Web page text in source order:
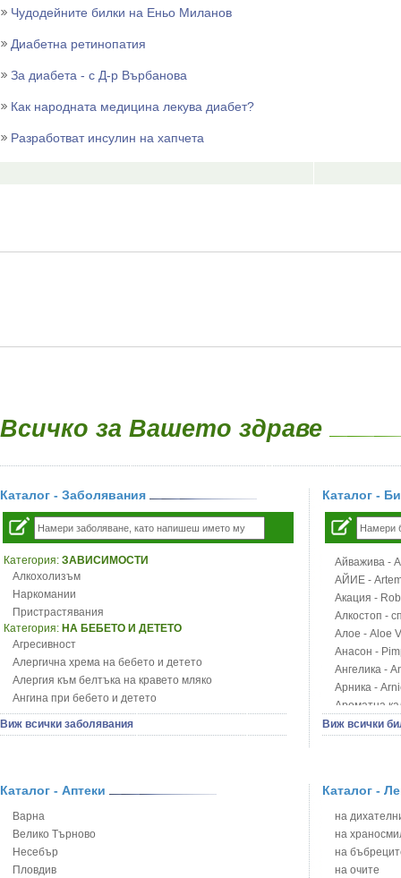
Чудодейните билки на Еньо Миланов
Диабетна ретинопатия
За диабета - с Д-р Върбанова
Как народната медицина лекува диабет?
Разработват инсулин на хапчета
Всичко за Вашето здраве
Каталог - Заболявания
Категория: ЗАВИСИМОСТИ
Алкохолизъм
Наркомании
Пристрастявания
Категория: НА БЕБЕТО И ДЕТЕТО
Агресивност
Алергична хрема на бебето и детето
Алергия към белтъка на кравето мляко
Ангина при бебето и детето
Анемия при бебето и детето
Апетит - пълни деца
Бронхиална астма при бебето и детето
Варицела
Висока температура на бебето и детето
Възпаление на ушите на бебето и детето
Виж всички заболявания
Каталог -
Айважива -
АЙИЕ -
Акация -
Алкостоп -
Алое - Aloe
Анасон -
Ангелика -
Арника -
Ароматна
Арония -
Блатен
Блян
Бобови
Божур -
Борови
Виж всички
Каталог - Аптеки
Варна
Велико Търново
Несебър
Пловдив
Каталог -
на
на
на
на очите